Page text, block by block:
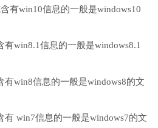
有win10信息的一般是windows10
有win8.1信息的一般是windows8.1
有win8信息的一般是windows8的文
有 win7信息的一般是windows7的文